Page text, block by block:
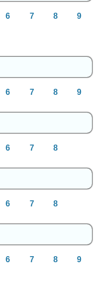
6 7 8 9
6 7 8 9
6 7 8
6 7 8
6 7 8 9